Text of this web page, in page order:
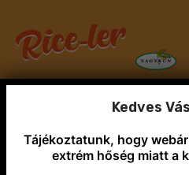
Kedves
Tájékoztatunk, hogy
extrém hőség miatt a